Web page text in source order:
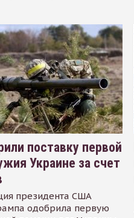
поставку первой
Украине за счет
президента США
одобрила первую